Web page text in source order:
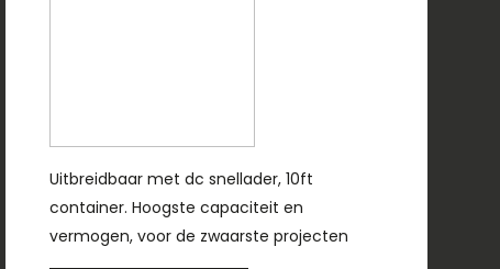
Uitbreidbaar met dc snellader, 10ft
container. Hoogste capaciteit en
vermogen, voor de zwaarste projecten